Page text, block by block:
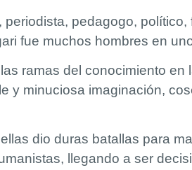
periodista, pedagogo, político,
fue muchos hombres en
ramas del conocimiento en
y minuciosa imaginación,
dio duras batallas para
llegando a ser